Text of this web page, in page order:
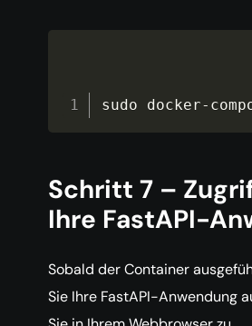
sudo docker-
Schritt 7 –
Ihre FastAPI-
Sobald der Container
Sie Ihre FastAPI-Anwendung